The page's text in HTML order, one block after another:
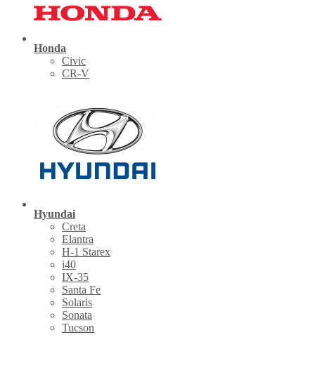
Honda
Civic
CR-V
Hyundai
Creta
Elantra
H-1 Starex
i40
IX-35
Santa Fe
Solaris
Sonata
Tucson